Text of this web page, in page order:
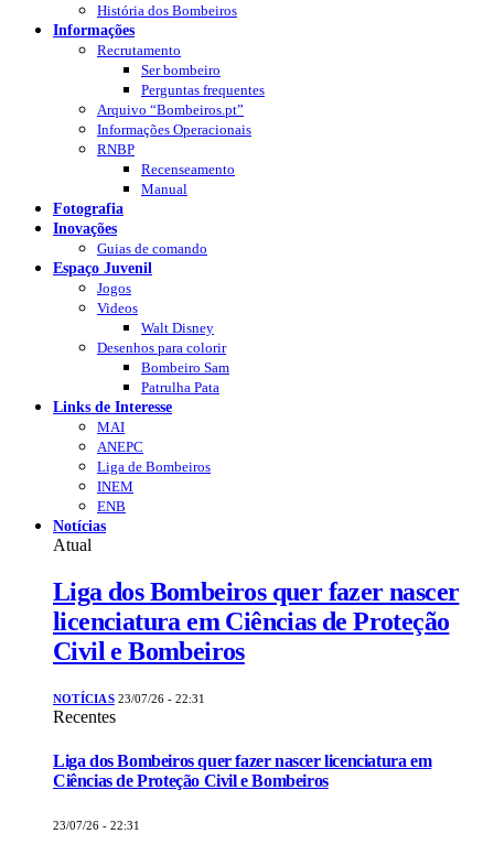
História dos Bombeiros
Informações
Recrutamento
Ser bombeiro
Perguntas frequentes
Arquivo “Bombeiros.pt”
Informações Operacionais
RNBP
Recenseamento
Manual
Fotografia
Inovações
Guias de comando
Espaço Juvenil
Jogos
Videos
Walt Disney
Desenhos para colorir
Bombeiro Sam
Patrulha Pata
Links de Interesse
MAI
ANEPC
Liga de Bombeiros
INEM
ENB
Notícias
Atual
Liga dos Bombeiros quer fazer nascer
licenciatura em Ciências de Proteção
Civil e Bombeiros
NOTÍCIAS 23/07/26 - 22:31
Recentes
Liga dos Bombeiros quer fazer nascer licenciatura em
Ciências de Proteção Civil e Bombeiros
23/07/26 - 22:31